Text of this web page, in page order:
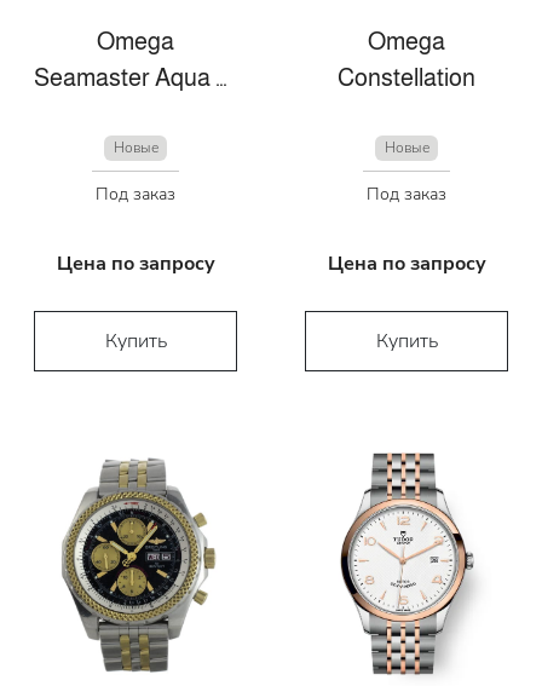
Omega
Seamaster Aqua Terra
Новые
Под заказ
Цена по запросу
Купить
Omega
Constellation
Новые
Под заказ
Цена по запросу
Купить